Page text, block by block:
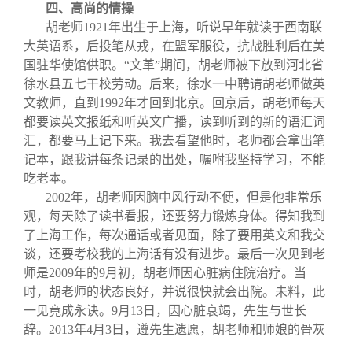
四、高尚的情操
胡老师1921年出生于上海，听说早年就读于西南联
大英语系，后投笔从戎，在盟军服役，抗战胜利后在美
国驻华使馆供职。“文革”期间，胡老师被下放到河北省
徐水县五七干校劳动。后来，徐水一中聘请胡老师做英
文教师，直到1992年才回到北京。回京后，胡老师每天
都要读英文报纸和听英文广播，读到听到的新的语汇词
汇，都要马上记下来。我去看望他时，老师都会拿出笔
记本，跟我讲每条记录的出处，嘱咐我坚持学习，不能
吃老本。
2002年，胡老师因脑中风行动不便，但是他非常乐
观，每天除了读书看报，还要努力锻炼身体。得知我到
了上海工作，每次通话或者见面，除了要用英文和我交
谈，还要考校我的上海话有没有进步。最后一次见到老
师是2009年的9月初，胡老师因心脏病住院治疗。当
时，胡老师的状态良好，并说很快就会出院。未料，此
一见竟成永诀。9月13日，因心脏衰竭，先生与世长
辞。2013年4月3日，遵先生遗愿，胡老师和师娘的骨灰